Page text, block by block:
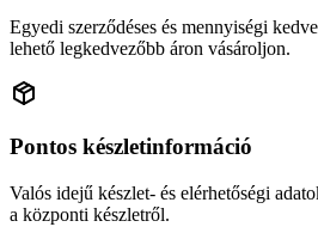
Egyedi szerződéses és mennyiségi
lehető legkedvezőbb áron vásároljon.
Pontos készletinformáció
Valós idejű készlet- és elérhetőségi
a központi készletről.